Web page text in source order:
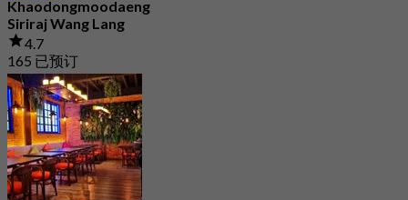
Khaodongmoodaeng
Siriraj Wang Lang
4.7
165 已预订
起 ฿ 324.75